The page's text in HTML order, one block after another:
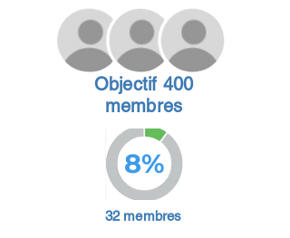
Objectif 400
membres
8%
32 membres